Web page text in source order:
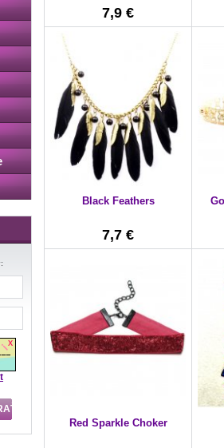
7,9 €
Black Feathers
7,7 €
Red Sparkle Choker